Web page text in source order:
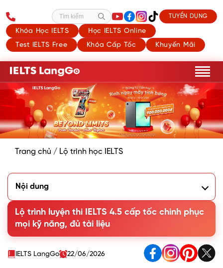
Khóa Học IELTS
Học IELTS Online
Test IELTS Free
Khóa Cấp Tốc Khuyến Mãi
Tìm kiếm TUYỂN DỤNG
Trang chủ / Lộ trình học IELTS
Nội dung
2. IELTS 4.5 là gì? Chiến thuật luyện thi với từng kỹ năng
Nghe, Nói, Đọc, Viết
3. Phân chia thời gian học hiệu quả
4. Lộ trình luyện thi IELTS 4.5 chi tiết
5. Những sai lầm cần tránh khi luyện thi IELTS 4.5 cấp tốc
6. FAQ - Câu hỏi thường gặp về IELTS 4.5
Lộ trình luyện thi IELTS 4.5 cấp tốc chinh phục
mọi kỹ năng, đủ tài liệu
IELTS LangGo 22/06/2026